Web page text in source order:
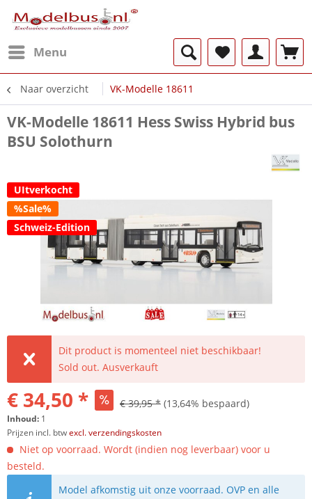
Menu
Naar overzicht VK-Modelle 18611
VK-Modelle 18611 Hess Swiss Hybrid bus
BSU Solothurn
UItverkocht
%Sale%
Schweiz-Edition
Dit product is momenteel niet beschikbaar!
Sold out. Ausverkauft
€ 34,50 * € 39,95 * (13,64% bespaard)
Inhoud: 1
Prijzen incl. btwexcl. verzendingskosten
Niet op voorraad. Wordt (indien nog leverbaar) voor u
besteld.
Model afkomstig uit onze voorraad. OVP en alle